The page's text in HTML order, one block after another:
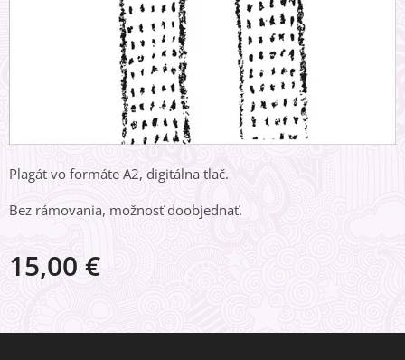
Plagát vo formáte A2, digitálna tlač.
Bez rámovania, možnosť doobjednať.
15,00 €